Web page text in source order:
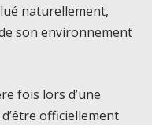
naturellement,
son environnement
fois lors d’une
officiellement